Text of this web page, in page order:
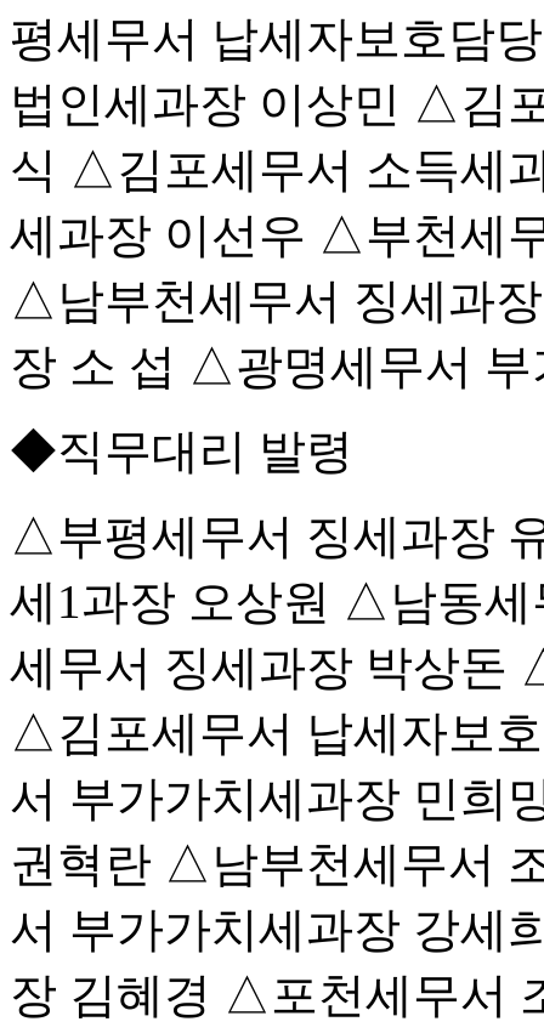
평세무서 납세자보호담
법인세과장 이상민 △김
식 △김포세무서 소득세
세과장 이선우 △부천세
△남부천세무서 징세과
장 소 섭 △광명세무서
◆직무대리 발령
△부평세무서 징세과장
세1과장 오상원 △남동
세무서 징세과장 박상돈
△김포세무서 납세자보
서 부가가치세과장 민희
권혁란 △남부천세무서
서 부가가치세과장 강세
장 김혜경 △포천세무서